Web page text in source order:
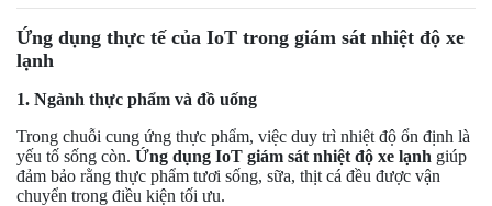
Ứng dụng thực tế của IoT trong giám sát nhiệt độ xe
lạnh
1. Ngành thực phẩm và đồ uống
Trong chuỗi cung ứng thực phẩm, việc duy trì nhiệt độ ổn định là
yếu tố sống còn. Ứng dụng IoT giám sát nhiệt độ xe lạnh giúp
đảm bảo rằng thực phẩm tươi sống, sữa, thịt cá đều được vận
chuyển trong điều kiện tối ưu.